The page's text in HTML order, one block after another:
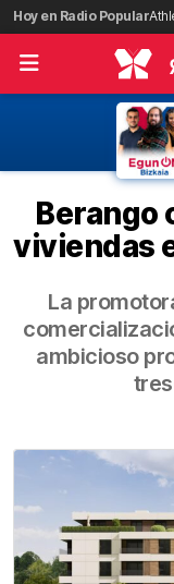
Saltar
al
contenido
Hoy en Radio Popular
Berango
viviendas
La
ambicioso